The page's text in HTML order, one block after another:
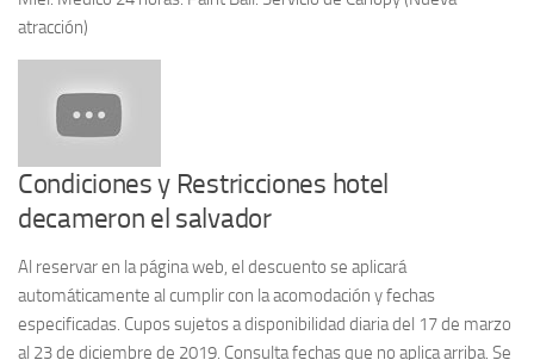
atracción)
Condiciones y Restricciones hotel
decameron el salvador
Al reservar en la página web, el descuento se aplicará
automáticamente al cumplir con la acomodación y fechas
especificadas. Cupos sujetos a disponibilidad diaria del 17 de marzo
al 23 de diciembre de 2019. Consulta fechas que no aplica arriba. Se